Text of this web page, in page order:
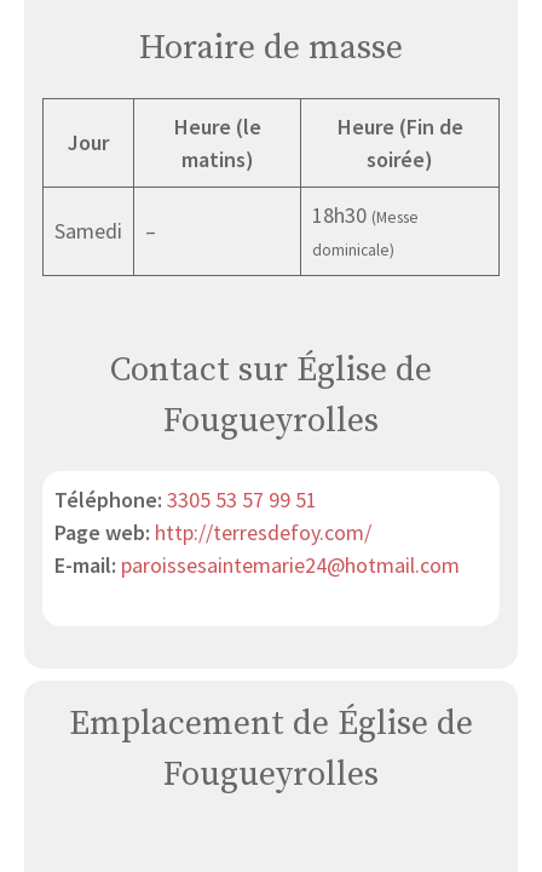
Horaire de masse
Jour
Heure (le
matins)
Heure (Fin de
soirée)
Samedi –
18h30 (Messe
dominicale)
Contact sur Église de
Fougueyrolles
Téléphone: 3305 53 57 99 51
Page web: http://terresdefoy.com/
E-mail: paroissesaintemarie24@hotmail.com
Emplacement de Église de
Fougueyrolles